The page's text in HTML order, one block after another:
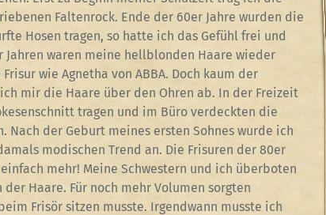
Faltenrock. Ende der 60er Jahre wurden die
Hosen tragen, so hatte ich das Gefühl frei und
Jahren waren meine hellblonden Haare wieder
wie Agnetha von ABBA. Doch kaum der
mir die Haare über den Ohren ab. In der Freizeit
tragen und im Büro verdeckten die
Nach der Geburt meines ersten Sohnes wurde ich
modischen Trend an. Die Frisuren der 80er
mehr! Meine Schwestern und ich überboten
Haare. Für noch mehr Volumen sorgten
Frisör sitzen musste. Irgendwann musste ich